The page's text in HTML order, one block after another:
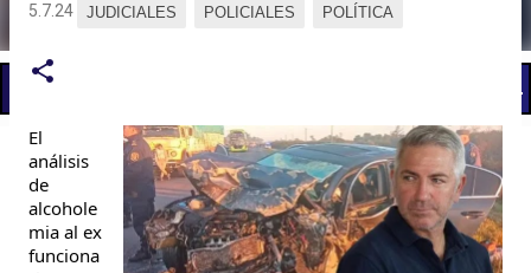
📢 LO ÚLTIMO
5.7.24 JUDICIALES POLICIALES POLÍTICA
El
análisis
de
alcohole
mia al ex
funciona